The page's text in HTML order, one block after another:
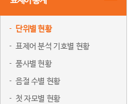
단위별 현황
표제어 분석 기호별 현황
품사별 현황
음절 수별 현황
첫 자모별 현황